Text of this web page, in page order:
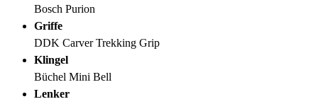
Bosch Purion
Griffe
DDK Carver Trekking Grip
Klingel
Büchel Mini Bell
Lenker